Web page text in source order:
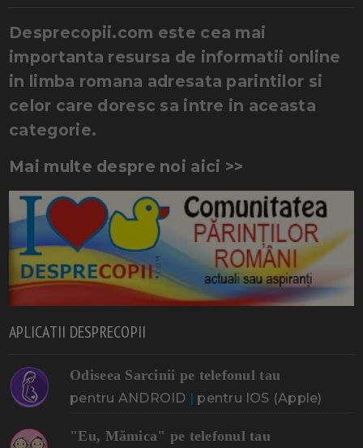
Desprecopii.com este cea mai
importanta resursa de informatii online
in limba romana adresata parintilor si
celor care doresc sa intre in aceasta
categorie.
Mai multe despre noi aici >>
APLICATII DESPRECOPII
Odiseea Sarcinii pe telefonul tau
pentru ANDROID | pentru IOS (Apple)
"Eu, Mămica" pe telefonul tau